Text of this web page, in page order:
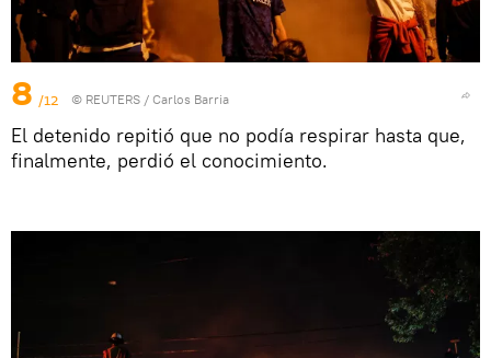
8 /12 © REUTERS / Carlos Barria
El detenido repitió que no podía respirar hasta que,
finalmente, perdió el conocimiento.